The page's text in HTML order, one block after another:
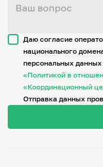
Даю согласие
национального
персональных
«Политикой в
«Координационный
Отправка данных